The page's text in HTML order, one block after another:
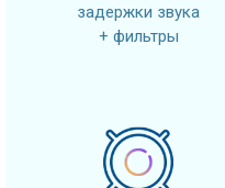
задержки звука
+ фильтры